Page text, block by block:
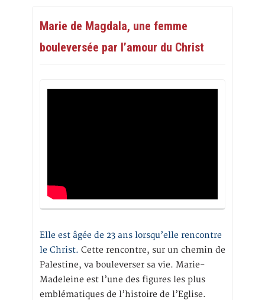
Marie de Magdala, une femme
bouleversée par l’amour du Christ
Elle est âgée de 23 ans lorsqu’elle rencontre
le Christ. Cette rencontre, sur un chemin de
Palestine, va bouleverser sa vie. Marie-
Madeleine est l’une des figures les plus
emblématiques de l’histoire de l’Eglise.